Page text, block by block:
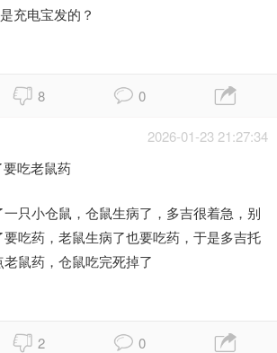
充电宝发的？
8 0
2026-01-23 21:27:34
吃老鼠药
只小仓鼠，仓鼠生病了，多吉很着急，别
要吃药，老鼠生病了也要吃药，于是多吉托
鼠药，仓鼠吃完死掉了
2 0